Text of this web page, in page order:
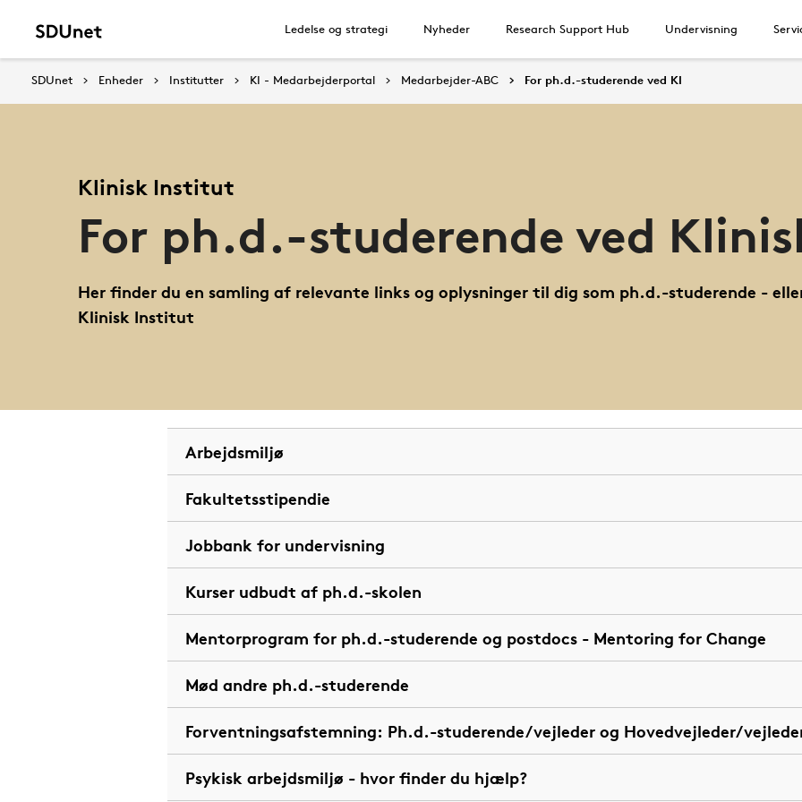
Ledelse og strategi Nyheder Research Support Hub Undervisning
SDUnet Enheder Institutter KI - Medarbejderportal Medarbejder-ABC For ph.d.-studerende ved KI
Klinisk Institut
For ph.d.-studerende ved
Her finder du en samling af relevante links og oplysninger til dig som ph.d.-studerende -
Klinisk Institut
Arbejdsmiljø
Fakultetsstipendie
Jobbank for undervisning
Kurser udbudt af ph.d.-skolen
Mentorprogram for ph.d.-studerende og postdocs - Mentoring for Change
Mød andre ph.d.-studerende
Forventningsafstemning: Ph.d.-studerende/vejleder og Hovedvejleder/
Psykisk arbejdsmiljø - hvor finder du hjælp?